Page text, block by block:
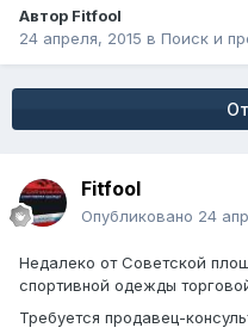
Автор Fitfool
24 апреля, 2015 в Поиск и
Fitfool
Опубликовано 24
Недалеко от Советской
спортивной одежды
Требуется продавец-